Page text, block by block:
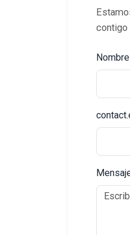
contigo